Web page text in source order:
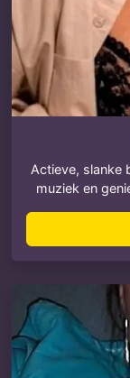
Actieve, slanke
muziek en